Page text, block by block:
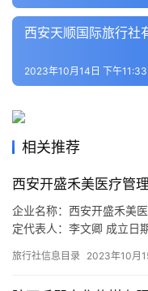
地
生
游
城
西安天顺国际旅行社
2023年10月14日 下午11:33
相关推荐
西安开盛禾美医疗管
企业名称：西安开盛禾美
定代表人：李文卿 成立
91610103MA7D10MJ28
旅行社信息目录 2023年10月